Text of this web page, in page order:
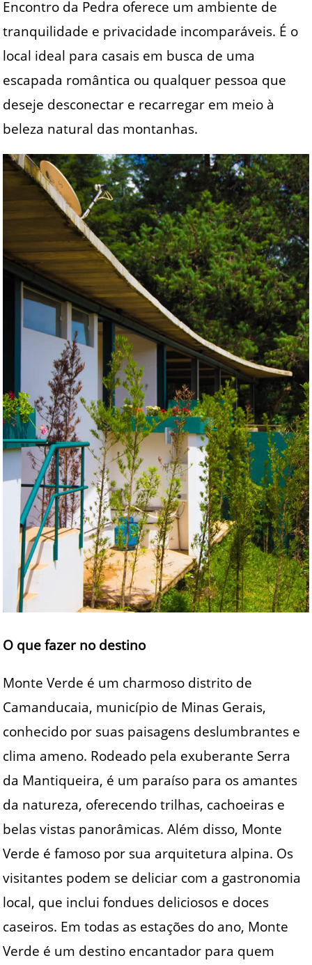
Encontro da Pedra oferece um ambiente de
tranquilidade e privacidade incomparáveis. É o
local ideal para casais em busca de uma
escapada romântica ou qualquer pessoa que
deseje desconectar e recarregar em meio à
beleza natural das montanhas.
O que fazer no destino
Monte Verde é um charmoso distrito de
Camanducaia, município de Minas Gerais,
conhecido por suas paisagens deslumbrantes e
clima ameno. Rodeado pela exuberante Serra
da Mantiqueira, é um paraíso para os amantes
da natureza, oferecendo trilhas, cachoeiras e
belas vistas panorâmicas. Além disso, Monte
Verde é famoso por sua arquitetura alpina. Os
visitantes podem se deliciar com a gastronomia
local, que inclui fondues deliciosos e doces
caseiros. Em todas as estações do ano, Monte
Verde é um destino encantador para quem